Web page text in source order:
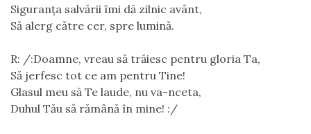
Siguranța salvării îmi dă zilnic avânt,
Să alerg către cer, spre lumină.
R: /:Doamne, vreau să trăiesc pentru gloria Ta,
Să jerfesc tot ce am pentru Tine!
Glasul meu să Te laude, nu va-nceta,
Duhul Tău să rămână în mine! :/